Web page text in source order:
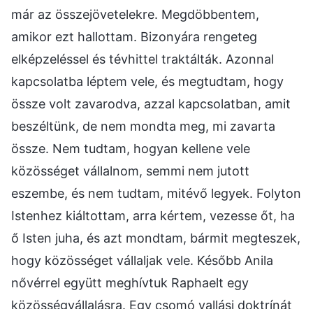
már az összejövetelekre. Megdöbbentem,
amikor ezt hallottam. Bizonyára rengeteg
elképzeléssel és tévhittel traktálták. Azonnal
kapcsolatba léptem vele, és megtudtam, hogy
össze volt zavarodva, azzal kapcsolatban, amit
beszéltünk, de nem mondta meg, mi zavarta
össze. Nem tudtam, hogyan kellene vele
közösséget vállalnom, semmi nem jutott
eszembe, és nem tudtam, mitévő legyek. Folyton
Istenhez kiáltottam, arra kértem, vezesse őt, ha
ő Isten juha, és azt mondtam, bármit megteszek,
hogy közösséget vállaljak vele. Később Anila
nővérrel együtt meghívtuk Raphaelt egy
közösségvállalásra. Egy csomó vallási doktrínát